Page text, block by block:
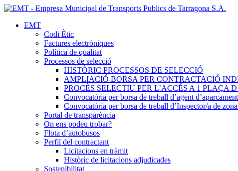
EMT
Codi Ètic
Factures electròniques
Política de qualitat
Processos de selecció
HISTÒRIC PROCESSOS DE SELECCIÓ
AMPLIACIÓ BORSA PER CONTRACTACIÓ
PROCÈS SELECTIU PER L’ACCÉS A 1 PLAÇA
Convocatòria per borsa de treball d’agent
Convocatòria per borsa de treball d’Inspector/a de
Portal de transparència
On ens podeu trobar?
Flota d’autobusos
Perfil del contractant
Licitacions en tràmit
Històric de licitacions adjudicades
Sostenibilitat